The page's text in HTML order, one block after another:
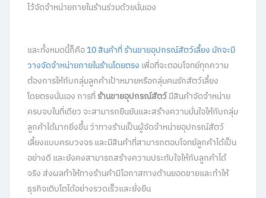
ไว้จัดจำหน่ายภายในร้านร่วมด้วยนั่นเอง
และทั้งหมดนี้ก็คือ10 สินค้าที่ ร้านขายอุปกรณ์สัตว์เลี้ยง มักจะมี
วางจัดจำหน่ายภายในร้านโดยตรง เพื่อที่จะตอบโจทย์ทุกความ
ต้องการให้กับกลุ่มลูกค้าเป้าหมายหรือกลุ่มคนรักสัตว์เลี้ยง
โดยตรงนั่นเอง การที่ร้านขายอุปกรณ์สัตว์มีสินค้าจัดจำหน่าย
ครบจบในที่เดียว จะสามารถยืนยันและสร้างความมั่นใจให้กับกลุ่ม
ลูกค้าได้มากยิ่งขึ้น ว่าทางร้านเป็นผู้จัดจำหน่ายอุปกรณ์สัตว์
เลี้ยงแบบครบวงจร และมีสินค้าที่สามารถตอบโจทย์ลูกค้าได้เป็น
อย่างดี และยังคงสามารถสร้างความประทับใจให้กับลูกค้าได้
จริง ส่งผลทำให้ทางร้านค้ามีโอกาสทางด้านยอดขายและทำให้
ธุรกิจเติบโตได้อย่างรวดเร็วและยั่งยืน